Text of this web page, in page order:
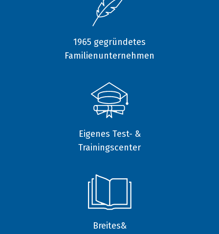
1965 gegründetes
Familienunternehmen
Eigenes Test- &
Trainingscenter
Breites&